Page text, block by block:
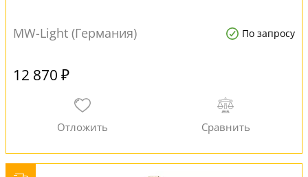
MW-Light (Германия) По запросу
12 870 ₽